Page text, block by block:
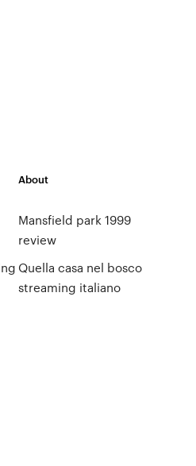
About
Mansfield park 1999
review
Quella casa nel bosco
streaming italiano